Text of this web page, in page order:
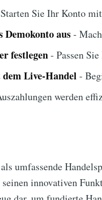
Sie Ihr Konto
Demokonto aus-
festlegen- Passen
Live-Handel -
werden
umfassende
innovativen